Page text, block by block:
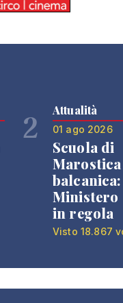
2 Attualità
01 ago 2026
Scuola di
Ministero
in regola
Visto 18.867